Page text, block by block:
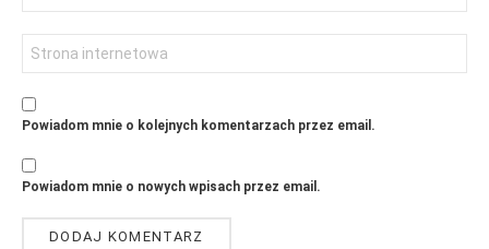
internetowa
Powiadom mnie o kolejnych komentarzach przez email.
Powiadom mnie o nowych wpisach przez email.